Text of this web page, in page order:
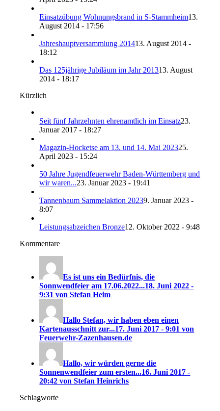
Einsatzübung Wohnungsbrand in S-Stammheim13.
August 2014 - 17:56
Jahreshauptversammlung 201413. August 2014 -
18:12
Das 125jährige Jubiläum im Jahr 201313. August
2014 - 18:17
Kürzlich
Seit fünf Jahrzehnten ehrenamtlich im Einsatz23.
Januar 2017 - 18:27
Magazin-Hocketse am 13. und 14. Mai 202325.
April 2023 - 15:24
50 Jahre Jugendfeuerwehr Baden-Württemberg und
wir waren...23. Januar 2023 - 19:41
Tannenbaum Sammelaktion 20239. Januar 2023 -
8:07
Leistungsabzeichen Bronze12. Oktober 2022 - 9:48
Kommentare
Es ist uns ein Bedürfnis, die
Sonnwendfeier am 17.06.2022...18. Juni 2022 -
9:31 von Stefan Heim
Hallo Stefan, wir haben eben einen
Kartenausschnitt zur...17. Juni 2017 - 9:01 von
Feuerwehr-Zazenhausen.de
Hallo, wir würden gerne die
Sonnenwendfeier zum ersten...16. Juni 2017 -
20:42 von Stefan Heinrichs
Schlagworte